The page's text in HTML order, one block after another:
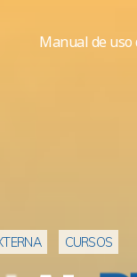
Manual de uso
CURSOS